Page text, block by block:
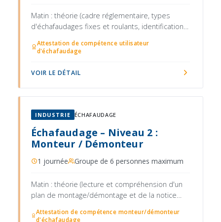
Matin : théorie (cadre réglementaire, types
d'échafaudages fixes et roulants, identification
charges admissibles, vérifications avant
Attestation de compétence utilisateur
d'échafaudage
VOIR LE DÉTAIL
INDUSTRIE ÉCHAFAUDAGE
Échafaudage – Niveau 2 :
Monteur / Démonteur
1 journée Groupe de 6 personnes maximum
Matin : théorie (lecture et compréhension d'un
plan de montage/démontage et de la notice
stabilité, séquences de montage et démontage
Attestation de compétence monteur/démonteur
d'échafaudage